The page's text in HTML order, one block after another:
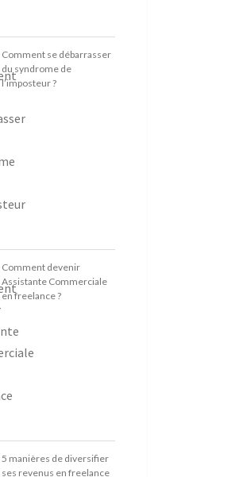
Comment se débarrasser
du syndrome de
l’imposteur ?
Comment devenir
Assistante Commerciale
en freelance ?
5 manières de diversifier
ses revenus en freelance